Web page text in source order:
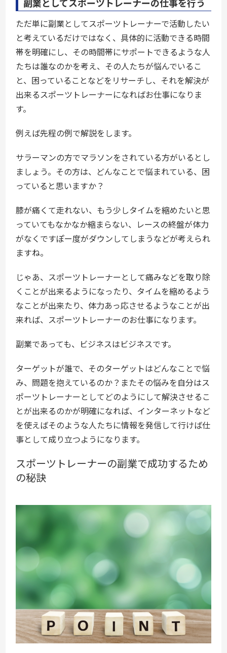
副業としてスポーツトレーナーの仕事を行う
ただ単に副業としてスポーツトレーナーで活動したい
と考えているだけではなく、具体的に活動できる時間
帯を明確にし、その時間帯にサポートできるような人
たちは誰なのかを考え、その人たちが悩んでいるこ
と、困っていることなどをリサーチし、それを解決が
出来るスポーツトレーナーになればお仕事になりま
す。
例えば先程の例で解説をします。
サラーマンの方でマラソンをされている方がいるとし
ましょう。その方は、どんなことで悩まれている、困
っていると思いますか？
膝が痛くて走れない、もう少しタイムを縮めたいと思
っていてもなかなか縮まらない、レースの終盤が体力
がなくですぽー度がダウンしてしまうなどが考えられ
ますね。
じゃあ、スポーツトレーナーとして痛みなどを取り除
くことが出来るようになったり、タイムを縮めるよう
なことが出来たり、体力あっ応させるようなことが出
来れば、スポーツトレーナーのお仕事になります。
副業であっても、ビジネスはビジネスです。
ターゲットが誰で、そのターゲットはどんなことで悩
み、問題を抱えているのか？またその悩みを自分はス
ポーツトレーナーとしてどのようにして解決させるこ
とが出来るのかが明確になれば、インターネットなど
を使えばそのような人たちに情報を発信して行けば仕
事として成り立つようになります。
スポーツトレーナーの副業で成功するため
の秘訣